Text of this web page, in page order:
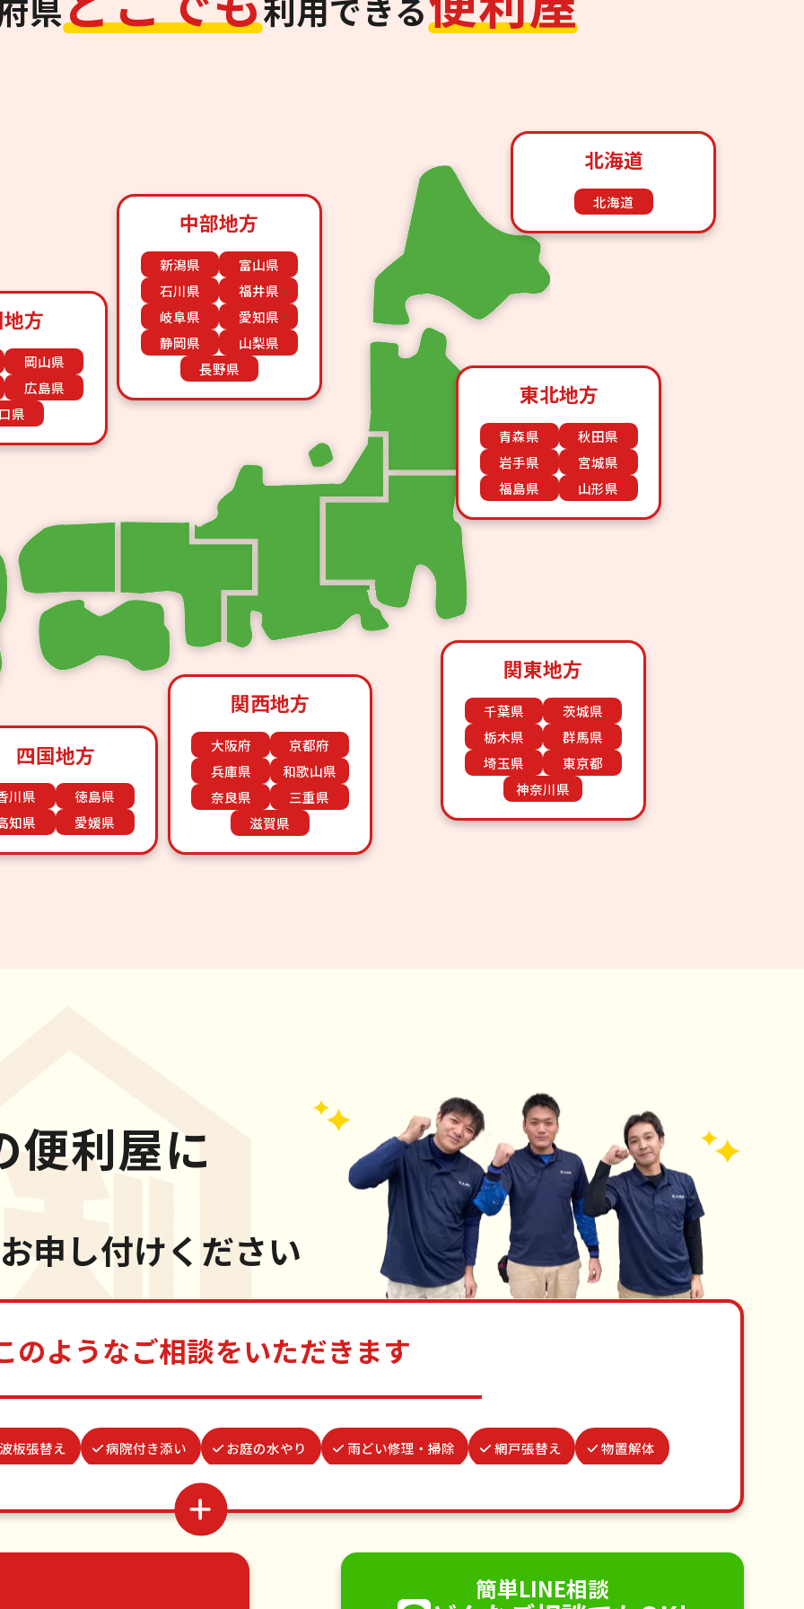
県 利用できる
北海道
北海道
東北地方
青森県
秋田県
岩手県
宮城県
福島県
山形県
関東地方
千葉県
茨城県
栃木県
群馬県
埼玉県
東京都
神奈川県
中部地方
新潟県
富山県
石川県
福井県
岐阜県
愛知県
静岡県
山梨県
長野県
関西地方
大阪府
京都府
兵庫県
和歌山県
奈良県
三重県
滋賀県
四国地方
川県
徳島県
知県
愛媛県
方
岡山県
広島県
県
便利屋に
お申し付けください
のようなご相談をいただきます
波板張替え 病院付き添い お庭の水やり 雨どい修理・掃除 網戸張替え 物置解体
お墓参り代行
結婚式代理出席
植木の剪定 植木の伐採
簡単LINE相談